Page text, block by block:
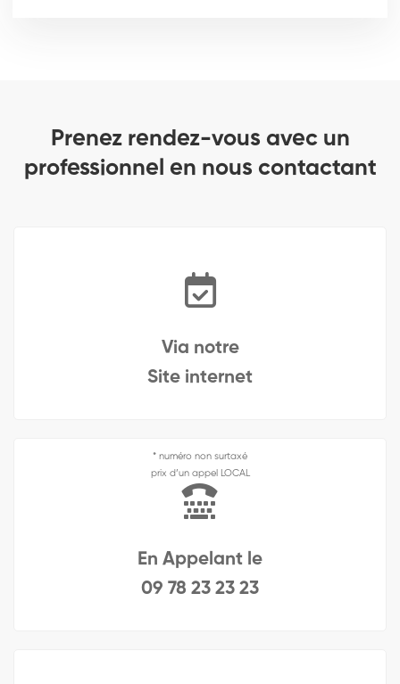
Prenez rendez-vous avec un
professionnel en nous contactant
Via notre
Site internet
* numéro non surtaxé
prix d’un appel LOCAL
En Appelant le
09 78 23 23 23